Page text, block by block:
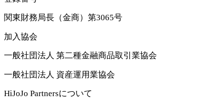
関東財務局長（金商）第3065号
加入協会
一般社団法人 第二種金融商品取引業協会
一般社団法人 資産運用業協会
HiJoJo Partnersについて